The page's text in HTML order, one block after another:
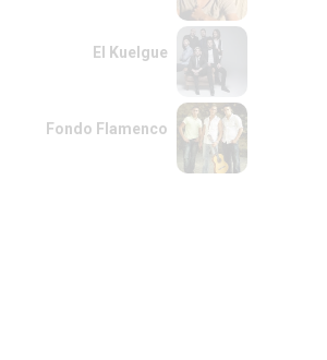
El Kuelgue
Fondo Flamenco